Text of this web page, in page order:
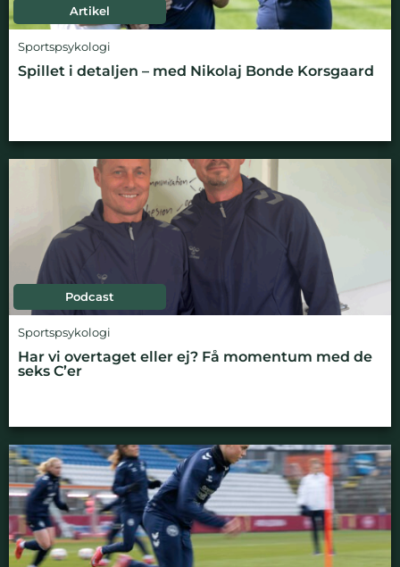
Artikel
Sportspsykologi
Spillet i detaljen – med Nikolaj Bonde Korsgaard
Podcast
Sportspsykologi
Har vi overtaget eller ej? Få momentum med de
seks C’er